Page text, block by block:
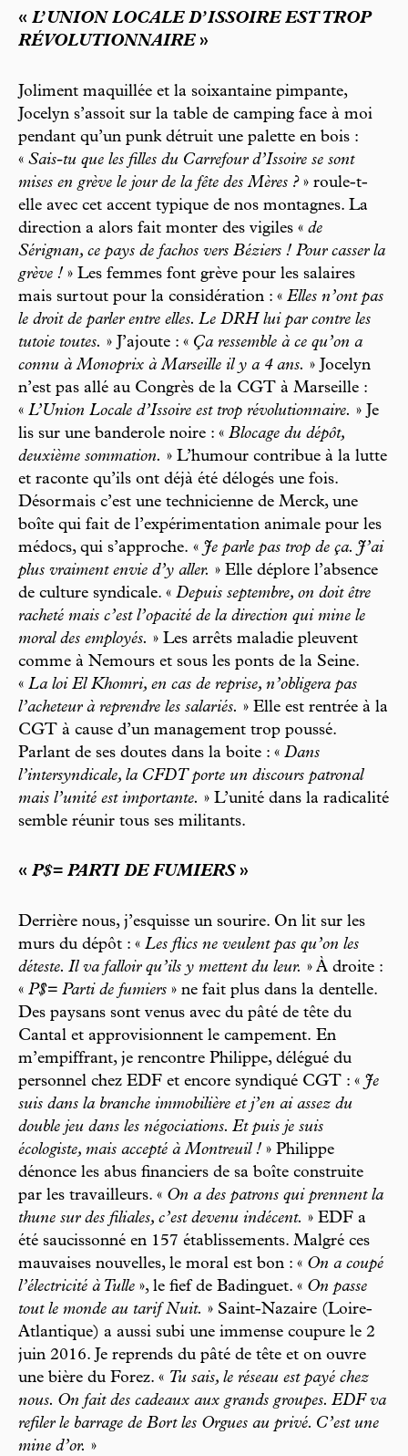
« L’UNION LOCALE D’ISSOIRE EST TROP
RÉVOLUTIONNAIRE»
Joliment maquillée et la soixantaine pimpante,
Jocelyn s’assoit sur la table de camping face à moi
pendant qu’un punk détruit une palette en bois :
« Sais-tu que les filles du Carrefour d’Issoire se sont
mises en grève le jour de la fête des Mères ?» roule-t-
elle avec cet accent typique de nos montagnes. La
direction a alors fait monter des vigiles « de
Sérignan, ce pays de fachos vers Béziers ! Pour casser la
grève ! » Les femmes font grève pour les salaires
mais surtout pour la considération : « Elles n’ont pas
le droit de parler entre elles. Le DRH lui par contre les
tutoie toutes. » J’ajoute : « Ça ressemble à ce qu’on a
connu à Monoprix à Marseille il y a 4 ans. » Jocelyn
n’est pas allé au Congrès de la CGT à Marseille :
« L’Union Locale d’Issoire est trop révolutionnaire. » Je
lis sur une banderole noire : « Blocage du dépôt,
deuxième sommation. » L’humour contribue à la lutte
et raconte qu’ils ont déjà été délogés une fois.
Désormais c’est une technicienne de Merck, une
boîte qui fait de l’expérimentation animale pour les
médocs, qui s’approche. « Je parle pas trop de ça. J’ai
plus vraiment envie d’y aller. » Elle déplore l’absence
de culture syndicale. « Depuis septembre, on doit être
racheté mais c’est l’opacité de la direction qui mine le
moral des employés. » Les arrêts maladie pleuvent
comme à Nemours et sous les ponts de la Seine.
« La loi El Khomri, en cas de reprise, n’obligera pas
l’acheteur à reprendre les salariés. » Elle est rentrée à la
CGT à cause d’un management trop poussé.
Parlant de ses doutes dans la boite : « Dans
l’intersyndicale, la CFDT porte un discours patronal
mais l’unité est importante. » L’unité dans la radicalité
semble réunir tous ses militants.
« P$= PARTI DE FUMIERS»
Derrière nous, j’esquisse un sourire. On lit sur les
murs du dépôt : « Les flics ne veulent pas qu’on les
déteste. Il va falloir qu’ils y mettent du leur. » À droite :
« P$= Parti de fumiers » ne fait plus dans la dentelle.
Des paysans sont venus avec du pâté de tête du
Cantal et approvisionnent le campement. En
m’empiffrant, je rencontre Philippe, délégué du
personnel chez EDF et encore syndiqué CGT : « Je
suis dans la branche immobilière et j’en ai assez du
double jeu dans les négociations. Et puis je suis
écologiste, mais accepté à Montreuil ! » Philippe
dénonce les abus financiers de sa boîte construite
par les travailleurs. « On a des patrons qui prennent la
thune sur des filiales, c’est devenu indécent. » EDF a
été saucissonné en 157 établissements. Malgré ces
mauvaises nouvelles, le moral est bon : « On a coupé
l’électricité à Tulle », le fief de Badinguet. « On passe
tout le monde au tarif Nuit. » Saint-Nazaire (Loire-
Atlantique) a aussi subi une immense coupure le 2
juin 2016. Je reprends du pâté de tête et on ouvre
une bière du Forez. « Tu sais, le réseau est payé chez
nous. On fait des cadeaux aux grands groupes. EDF va
refiler le barrage de Bort les Orgues au privé. C’est une
mine d’or. »